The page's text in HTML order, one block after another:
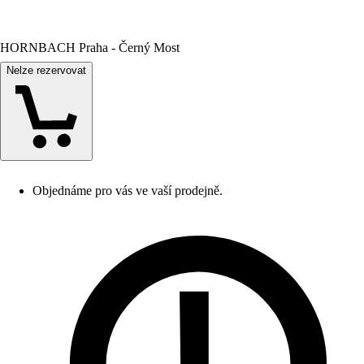
HORNBACH Praha - Černý Most
Nelze rezervovat
Objednáme pro vás ve vaší prodejně.